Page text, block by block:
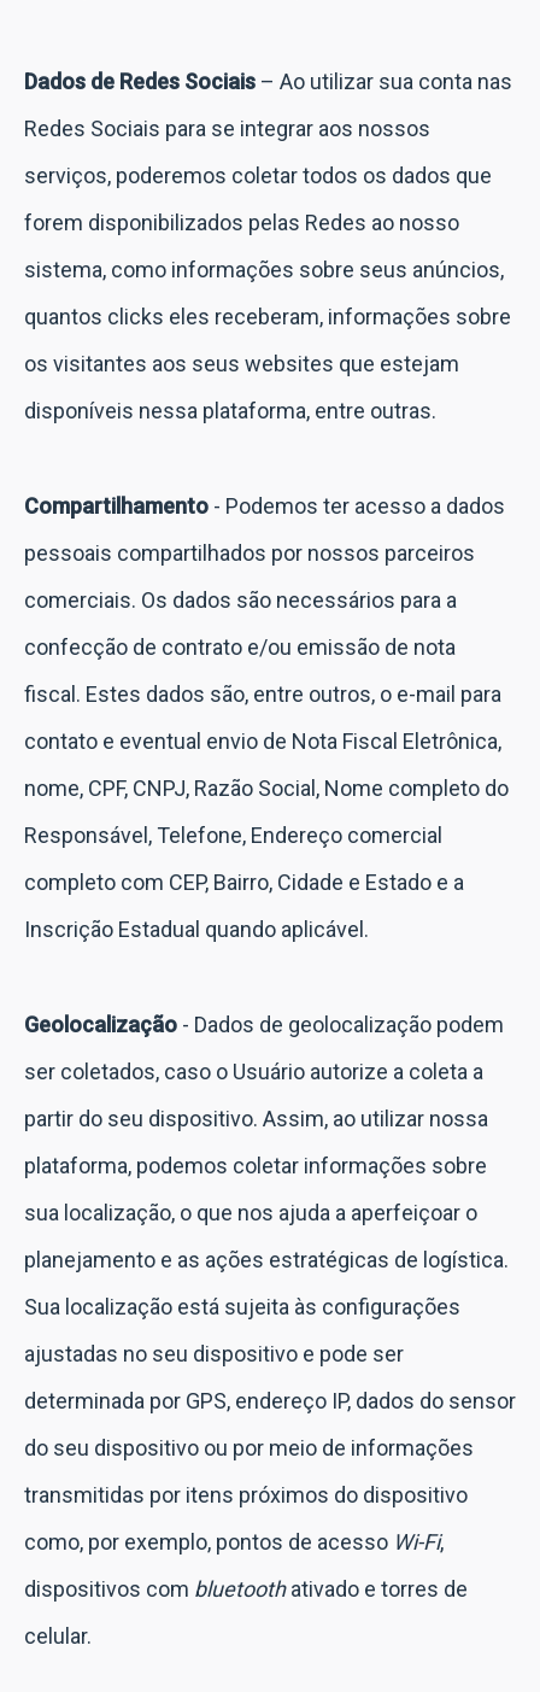
Dados de Redes Sociais – Ao utilizar sua conta nas
Redes Sociais para se integrar aos nossos
serviços, poderemos coletar todos os dados que
forem disponibilizados pelas Redes ao nosso
sistema, como informações sobre seus anúncios,
quantos clicks eles receberam, informações sobre
os visitantes aos seus websites que estejam
disponíveis nessa plataforma, entre outras.
Compartilhamento - Podemos ter acesso a dados
pessoais compartilhados por nossos parceiros
comerciais. Os dados são necessários para a
confecção de contrato e/ou emissão de nota
fiscal. Estes dados são, entre outros, o e-mail para
contato e eventual envio de Nota Fiscal Eletrônica,
nome, CPF, CNPJ, Razão Social, Nome completo do
Responsável, Telefone, Endereço comercial
completo com CEP, Bairro, Cidade e Estado e a
Inscrição Estadual quando aplicável.
Geolocalização - Dados de geolocalização podem
ser coletados, caso o Usuário autorize a coleta a
partir do seu dispositivo. Assim, ao utilizar nossa
plataforma, podemos coletar informações sobre
sua localização, o que nos ajuda a aperfeiçoar o
planejamento e as ações estratégicas de logística.
Sua localização está sujeita às configurações
ajustadas no seu dispositivo e pode ser
determinada por GPS, endereço IP, dados do sensor
do seu dispositivo ou por meio de informações
transmitidas por itens próximos do dispositivo
como, por exemplo, pontos de acesso Wi-Fi,
dispositivos com bluetoothativado e torres de
celular.